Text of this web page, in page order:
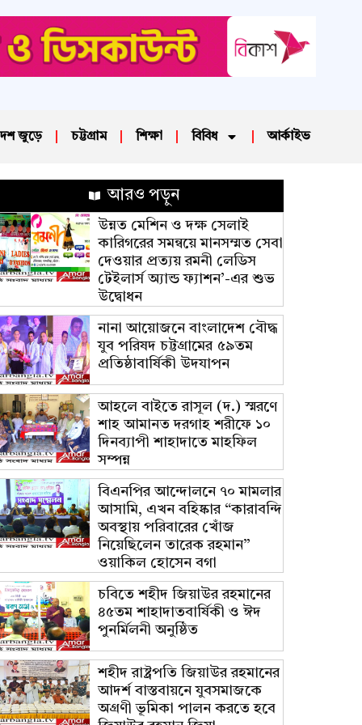
জুড়ে চট্টগ্রাম শিক্ষা বিবিধ আর্কাইভ
আরও পড়ুন
উন্নত মেশিন ও দক্ষ সেলাই
কারিগরের সমন্বয়ে মানসম্মত সেবা
দেওয়ার প্রত্যয় রমনী লেডিস
টেইলার্স অ্যান্ড ফ্যাশন’-এর শুভ
উদ্বোধন
নানা আয়োজনে বাংলাদেশ বৌদ্ধ
যুব পরিষদ চট্টগ্রামের ৫৯তম
প্রতিষ্ঠাবার্ষিকী উদযাপন
আহলে বাইতে রাসূল (দ.) স্মরণে
শাহ আমানত দরগাহ শরীফে ১০
দিনব্যাপী শাহাদাতে মাহফিল
সম্পন্ন
বিএনপির আন্দোলনে ৭০ মামলার
আসামি, এখন বহিষ্কার “কারাবন্দি
অবস্থায় পরিবারের খোঁজ
নিয়েছিলেন তারেক রহমান”
ওয়াকিল হোসেন বগা
চবিতে শহীদ জিয়াউর রহমানের
৪৫তম শাহাদাতবার্ষিকী ও ঈদ
পুনর্মিলনী অনুষ্ঠিত
শহীদ রাষ্ট্রপতি জিয়াউর রহমানের
আদর্শ বাস্তবায়নে যুবসমাজকে
অগ্রণী ভূমিকা পালন করতে হবে